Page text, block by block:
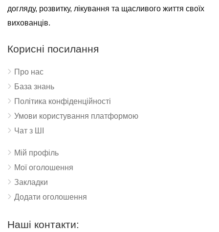
догляду, розвитку, лікування та щасливого життя своїх
вихованців.
Корисні посилання
Про нас
База знань
Політика конфіденційності
Умови користування платформою
Чат з ШІ
Мій профіль
Мої оголошення
Закладки
Додати оголошення
Наші контакти: